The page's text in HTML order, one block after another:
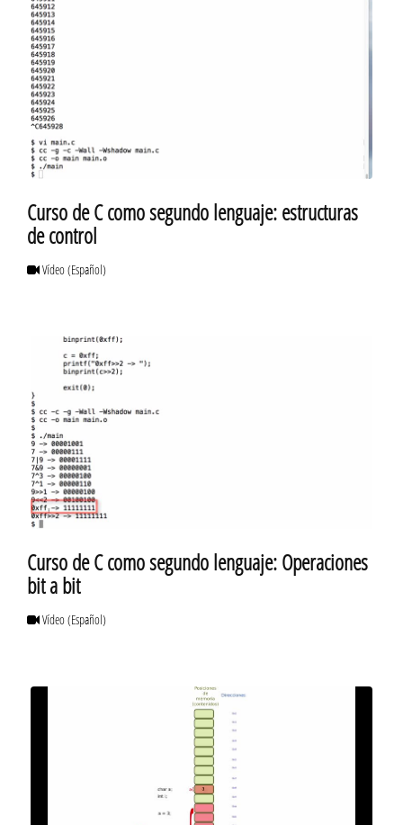
Curso de C como segundo lenguaje: estructuras
de control
Vídeo(Español)
Curso de C como segundo lenguaje: Operaciones
bit a bit
Vídeo(Español)